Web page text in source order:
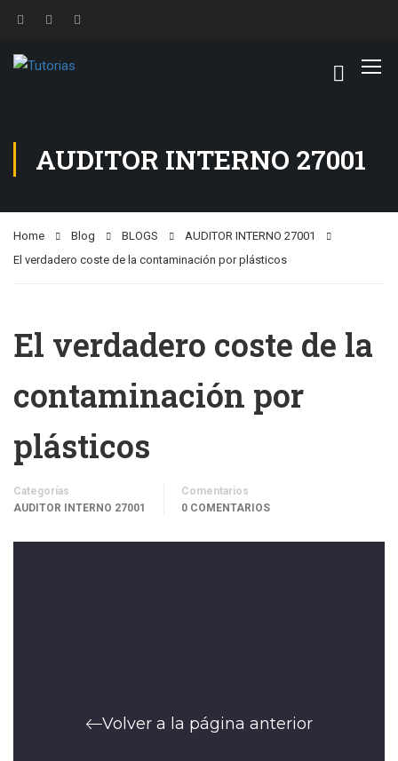
AUDITOR INTERNO 27001
Home Blog BLOGS
AUDITOR INTERNO 27001
El verdadero coste de la contaminación por plásticos
El verdadero coste de la
contaminación por
plásticos
Categorías
AUDITOR INTERNO 27001
Comentarios
0 COMENTARIOS
Volver a la página anterior